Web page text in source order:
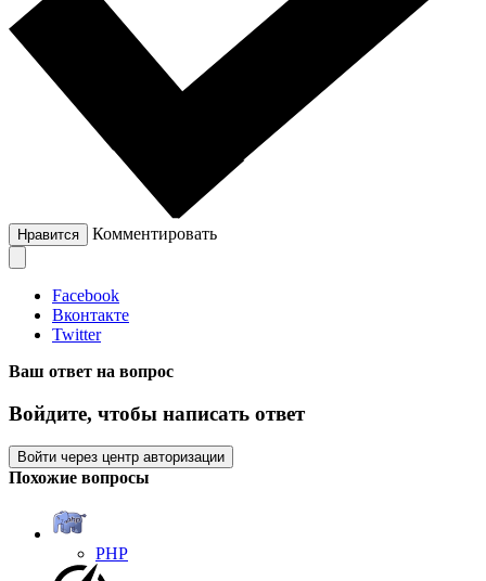
Нравится Комментировать
Facebook
Вконтакте
Twitter
Ваш ответ на вопрос
Войдите, чтобы написать ответ
Войти через центр авторизации
Похожие вопросы
PHP